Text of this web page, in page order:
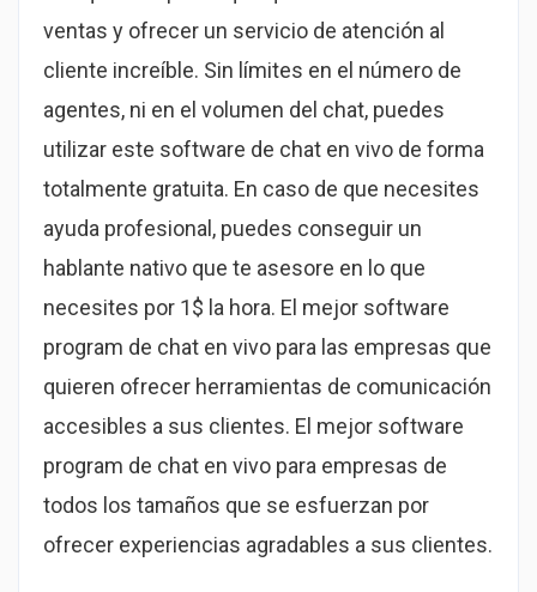
ventas y ofrecer un servicio de atención al
cliente increíble. Sin límites en el número de
agentes, ni en el volumen del chat, puedes
utilizar este software de chat en vivo de forma
totalmente gratuita. En caso de que necesites
ayuda profesional, puedes conseguir un
hablante nativo que te asesore en lo que
necesites por 1$ la hora. El mejor software
program de chat en vivo para las empresas que
quieren ofrecer herramientas de comunicación
accesibles a sus clientes. El mejor software
program de chat en vivo para empresas de
todos los tamaños que se esfuerzan por
ofrecer experiencias agradables a sus clientes.